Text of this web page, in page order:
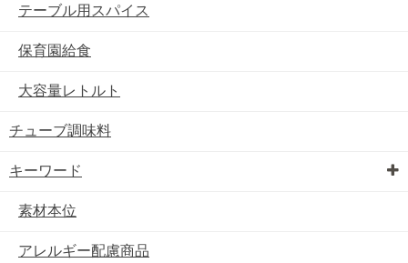
テーブル用スパイス
保育園給食
大容量レトルト
チューブ調味料
キーワード
素材本位
アレルギー配慮商品